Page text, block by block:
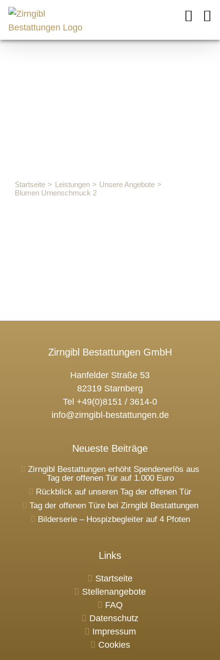
Zum
Startseite Leistungen
Unsere Angebote
Blumen Urnenschmuck 2
Zirngibl Bestattungen GmbH
Hanfelder Straße 53
82319 Starnberg
Tel +49(0)8151 / 3614-0
info@zirngibl-bestattungen.de
Neueste Beiträge
Zirngibl Bestattungen erhöht Spendenerlös aus
Tag der offenen Tür auf 1.000 Euro
Rückblick auf unseren Tag der offenen Tür
Tag der offenen Türe bei Zirngibl Bestattungen
Bilderserie – Hospizbegleiter auf 4 Pfoten
Links
Startseite
Stellenangebote
FAQ
Datenschutz
Impressum
Cookies